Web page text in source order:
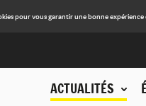
pour vous garantir une bonne
ACTUALITÉS